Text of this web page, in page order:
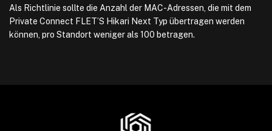
Als Richtlinie sollte die Anzahl der MAC-Adressen, die mit dem
Private Connect FLET’S Hikari Next Typ übertragen werden
können, pro Standort weniger als 100 betragen.